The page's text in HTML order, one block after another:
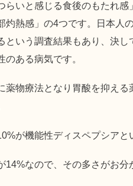
らいと感じる食後のもたれ
灼熱感」の4つです。日本人
という調査結果もあり、決
のある病気です。
薬物療法となり胃酸を抑え
が機能性ディスペプシアと
14%なので、その多さがお分